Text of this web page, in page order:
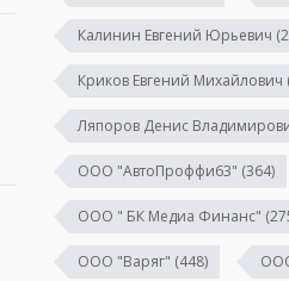
Калинин Евгений Юрьевич
Криков Евгений Михайлович
Ляпоров Денис
ООО "АвтоПроффи63" (364)
ООО " БК Медиа Финанс"
ООО "Варяг" (448)